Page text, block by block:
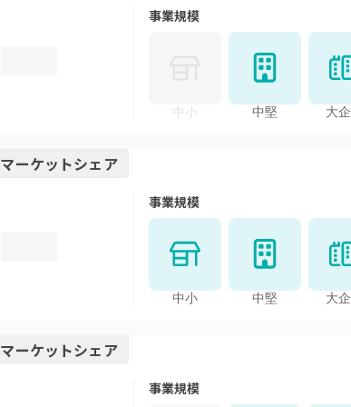
事業規模
中小 中堅 大
マーケットシェア
事業規模
中小 中堅 大
マーケットシェア
事業規模